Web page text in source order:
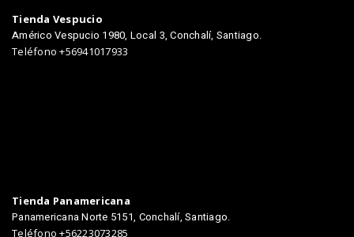
Tienda Vespucio
Américo Vespucio 1980, Local 3, Conchalí, Santiago.
Teléfono +56941017933
Tienda Panamericana
Panamericana Norte 5151, Conchalí, Santiago.
Teléfono +56223073285